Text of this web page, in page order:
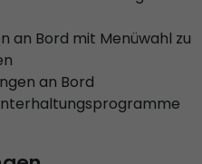
an Bord mit Menüwahl zu
an Bord